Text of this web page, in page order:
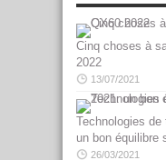
Cinq choses à
2022
13/07/2021
Technologies
un bon équilibre
26/03/2021